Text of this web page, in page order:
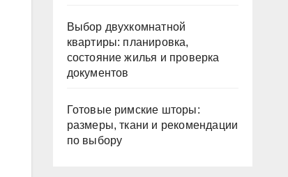
Выбор двухкомнатной
квартиры: планировка,
состояние жилья и проверка
документов
Готовые римские шторы:
размеры, ткани и рекомендации
по выбору